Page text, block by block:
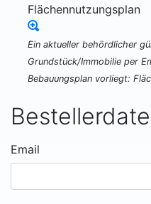
Flächennutzungsplan
Ein aktueller behördlicher
Grundstück/Immobilie per
Bebauungsplan vorliegt:
Email